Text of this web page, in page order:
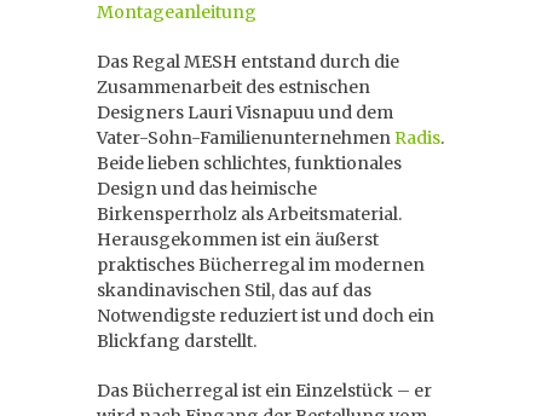
Montageanleitung
Das Regal MESH entstand durch die
Zusammenarbeit des estnischen
Designers Lauri Visnapuu und dem
Vater-Sohn-FamilienunternehmenRadis.
Beide lieben schlichtes, funktionales
Design und das heimische
Birkensperrholz als Arbeitsmaterial.
Herausgekommen ist ein äußerst
praktisches Bücherregal im modernen
skandinavischen Stil, das auf das
Notwendigste reduziert ist und doch ein
Blickfang darstellt.
Das Bücherregal ist ein Einzelstück – er